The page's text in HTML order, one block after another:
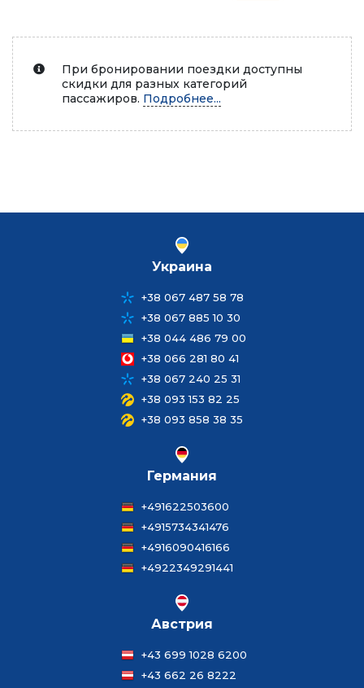
При бронировании поездки доступны
скидки для разных категорий
пассажиров. Подробнее...
Украина
+38 067 487 58 78
+38 067 885 10 30
+38 044 486 79 00
+38 066 281 80 41
+38 067 240 25 31
+38 093 153 82 25
+38 093 858 38 35
Германия
+491622503600
+4915734341476
+4916090416166
+4922349291441
Австрия
+43 699 1028 6200
+43 662 26 8222